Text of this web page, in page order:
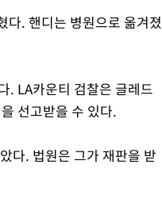
다. 핸디는 병원으로 옮겨졌
. LA카운티 검찰은 글레드
선고받을 수 있다.
다. 법원은 그가 재판을 받